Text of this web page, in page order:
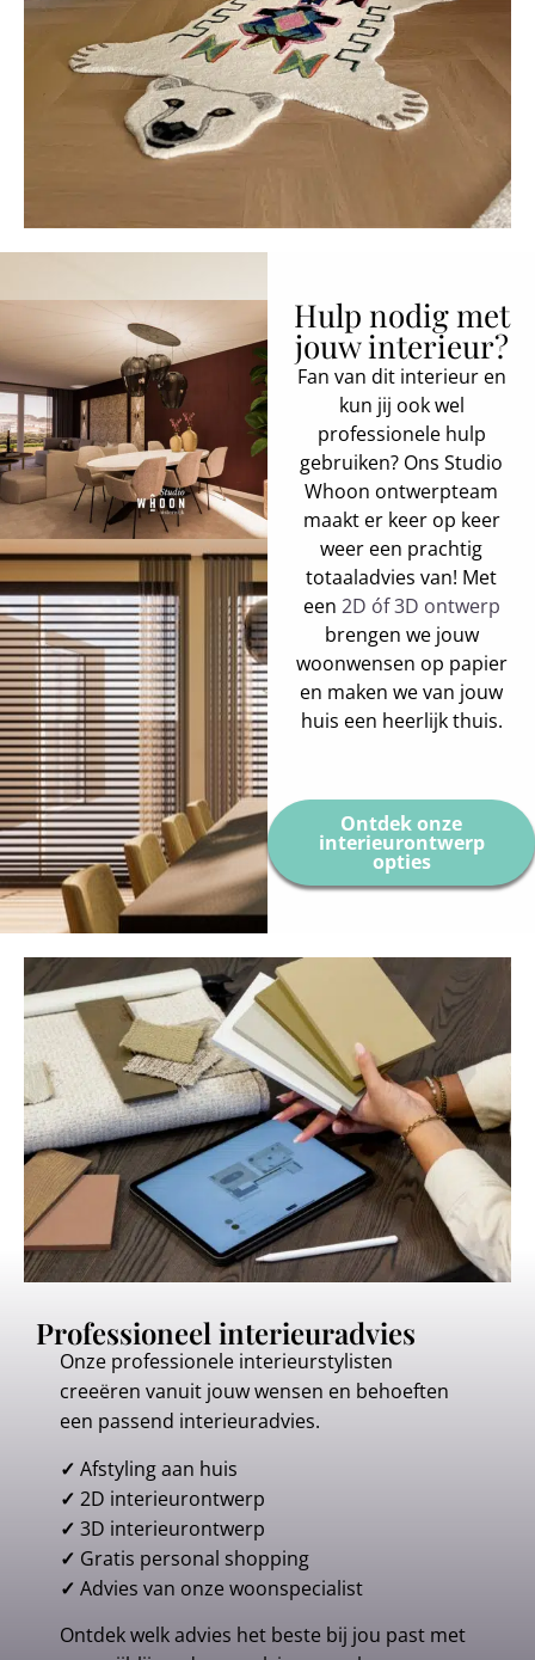
Hulp nodig met
jouw interieur?
Fan van dit interieur en
kun jij ook wel
professionele hulp
gebruiken? Ons Studio
Whoon ontwerpteam
maakt er keer op keer
weer een prachtig
totaaladvies van! Met
een 2D óf 3D ontwerp
brengen we jouw
woonwensen op papier
en maken we van jouw
huis een heerlijk thuis.
Ontdek onze
interieurontwerp
opties
Professioneel interieuradvies
Onze professionele interieurstylisten
creeëren vanuit jouw wensen en behoeften
een passend interieuradvies.
✓ Afstyling aan huis
✓ 2D interieurontwerp
✓ 3D interieurontwerp
✓ Gratis personal shopping
✓ Advies van onze woonspecialist
Ontdek welk advies het beste bij jou past met